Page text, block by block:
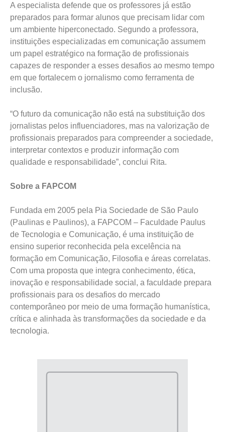
A especialista defende que os professores já estão
preparados para formar alunos que precisam lidar com
um ambiente hiperconectado. Segundo a professora,
instituições especializadas em comunicação assumem
um papel estratégico na formação de profissionais
capazes de responder a esses desafios ao mesmo tempo
em que fortalecem o jornalismo como ferramenta de
inclusão.
“O futuro da comunicação não está na substituição dos
jornalistas pelos influenciadores, mas na valorização de
profissionais preparados para compreender a sociedade,
interpretar contextos e produzir informação com
qualidade e responsabilidade”, conclui Rita.
Sobre a FAPCOM
Fundada em 2005 pela Pia Sociedade de São Paulo
(Paulinas e Paulinos), a FAPCOM – Faculdade Paulus
de Tecnologia e Comunicação, é uma instituição de
ensino superior reconhecida pela excelência na
formação em Comunicação, Filosofia e áreas correlatas.
Com uma proposta que integra conhecimento, ética,
inovação e responsabilidade social, a faculdade prepara
profissionais para os desafios do mercado
contemporâneo por meio de uma formação humanística,
crítica e alinhada às transformações da sociedade e da
tecnologia.